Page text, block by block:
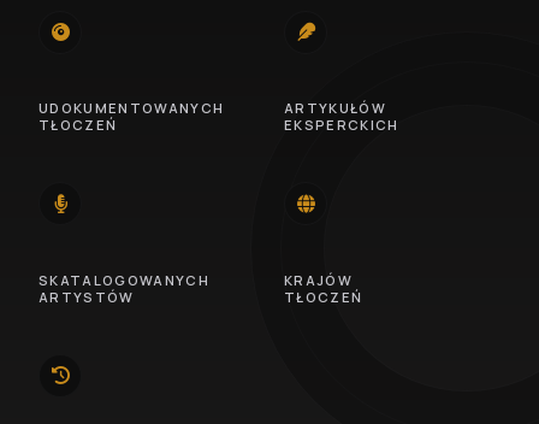
UDOKUMENTOWANYCH
TŁOCZEŃ
ARTYKUŁÓW
EKSPERCKICH
SKATALOGOWANYCH
ARTYSTÓW
KRAJÓW
TŁOCZEŃ